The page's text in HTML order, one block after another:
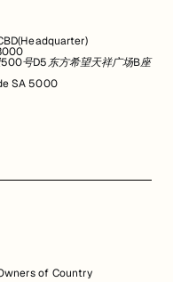
号D5东方希望天祥广场B座
SA 5000
of Country